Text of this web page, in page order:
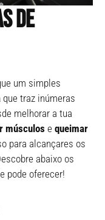
de
um simples
que traz inúmeras
melhorar a tua
músculos e queimar
para alcançares os
abaixo os
pode oferecer!